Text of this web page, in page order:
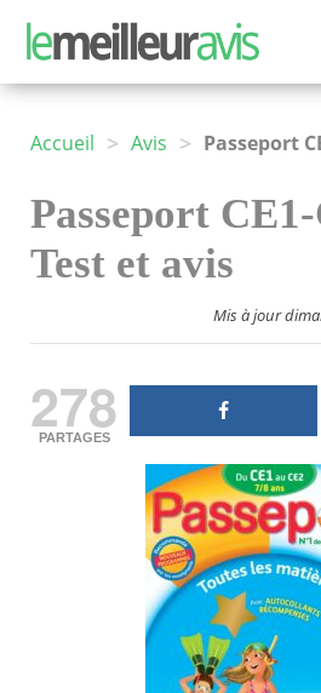
Accueil > Avis > Passeport
Passeport
Test et avis
Mis à jour
278
PARTAGES